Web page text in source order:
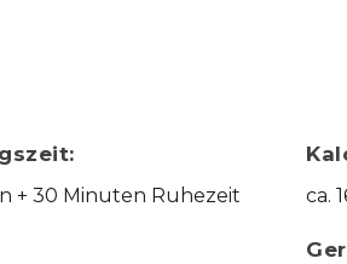
+ 30 Minuten Ruhezeit ca.